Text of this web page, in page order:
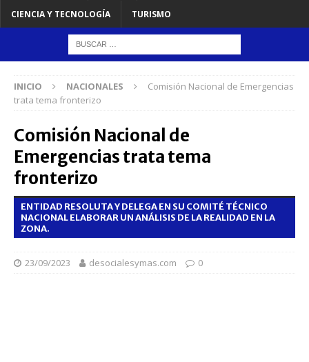
CIENCIA Y TECNOLOGÍA TURISMO
INICIO NACIONALES
Comisión Nacional de Emergencias
trata tema fronterizo
Comisión Nacional de
Emergencias trata tema
fronterizo
ENTIDAD RESOLUTA Y DELEGA EN SU COMITÉ TÉCNICO
NACIONAL ELABORAR UN ANÁLISIS DE LA REALIDAD EN LA
ZONA.
23/09/2023 desocialesymas.com 0